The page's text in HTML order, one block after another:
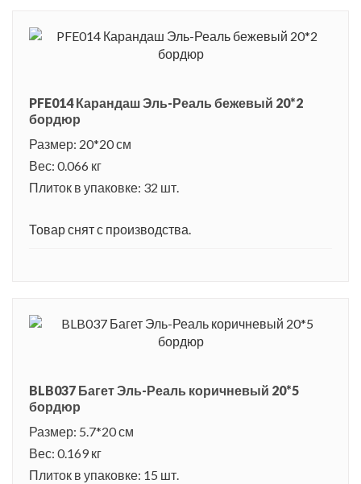
PFE014 Карандаш Эль-Реаль бежевый 20*2
бордюр
Размер: 20*20 см
Вес: 0.066 кг
Плиток в упаковке: 32 шт.
Товар снят с производства.
BLB037 Багет Эль-Реаль коричневый 20*5
бордюр
Размер: 5.7*20 см
Вес: 0.169 кг
Плиток в упаковке: 15 шт.